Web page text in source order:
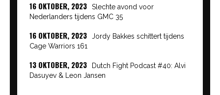
16 OKTOBER, 2023
Slechte avond voor
Nederlanders tijdens GMC 35
16 OKTOBER, 2023
Jordy Bakkes schittert tijdens
Cage Warriors 161
13 OKTOBER, 2023
Dutch Fight Podcast #40: Alvi
Dasuyev & Leon Jansen